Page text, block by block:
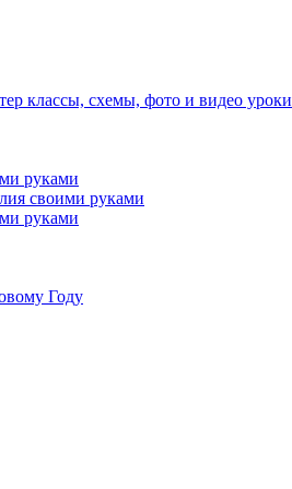
классы, схемы, фото и видео уроки
руками
своими руками
руками
Году